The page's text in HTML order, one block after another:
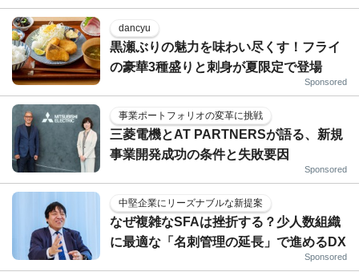
dancyu
黒瀬ぶりの魅力を味わい尽くす！フライ
の豪華3種盛りと刺身が夏限定で登場
Sponsored
事業ポートフォリオの変革に挑戦
三菱電機とAT PARTNERSが語る、新規
事業開発成功の条件と失敗要因
Sponsored
中堅企業にリーズナブルな新提案
なぜ複雑なSFAは挫折する？少人数組織
に最適な「名刺管理の延長」で進めるDX
Sponsored